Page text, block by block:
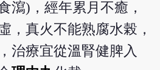
瀉)，經年累月不癒，
，真火不能熟腐水榖，
治療宜從溫腎健脾入